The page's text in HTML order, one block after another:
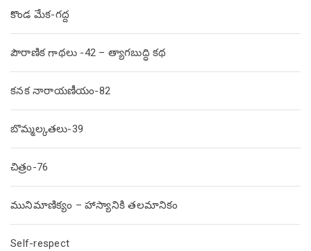
కొండ మేక-గద్ద
పౌరాణిక గాథలు -42 – త్యాగబుద్ధి కథ
కనక నారాయణీయం-82
బొమ్మల్కతలు-39
చిత్రం-76
మునిమాణిక్యం – హాస్యానికి తలమానికం
Self-respect